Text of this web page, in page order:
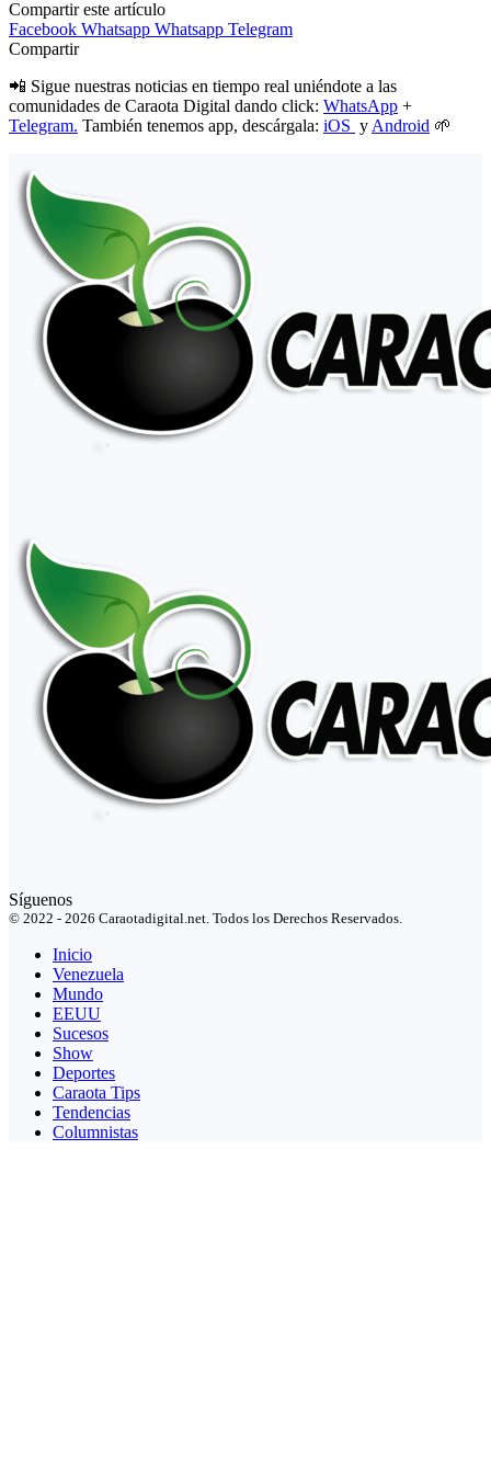
Compartir este artículo
Facebook Whatsapp Whatsapp Telegram
Compartir
📲 Sigue nuestras noticias en tiempo real uniéndote a las
comunidades de Caraota Digital dando click: WhatsApp +
Telegram. También tenemos app, descárgala: iOS y Android 🌱
Síguenos
© 2022 - 2026 Caraotadigital.net. Todos los Derechos Reservados.
Inicio
Venezuela
Mundo
EEUU
Sucesos
Show
Deportes
Caraota Tips
Tendencias
Columnistas